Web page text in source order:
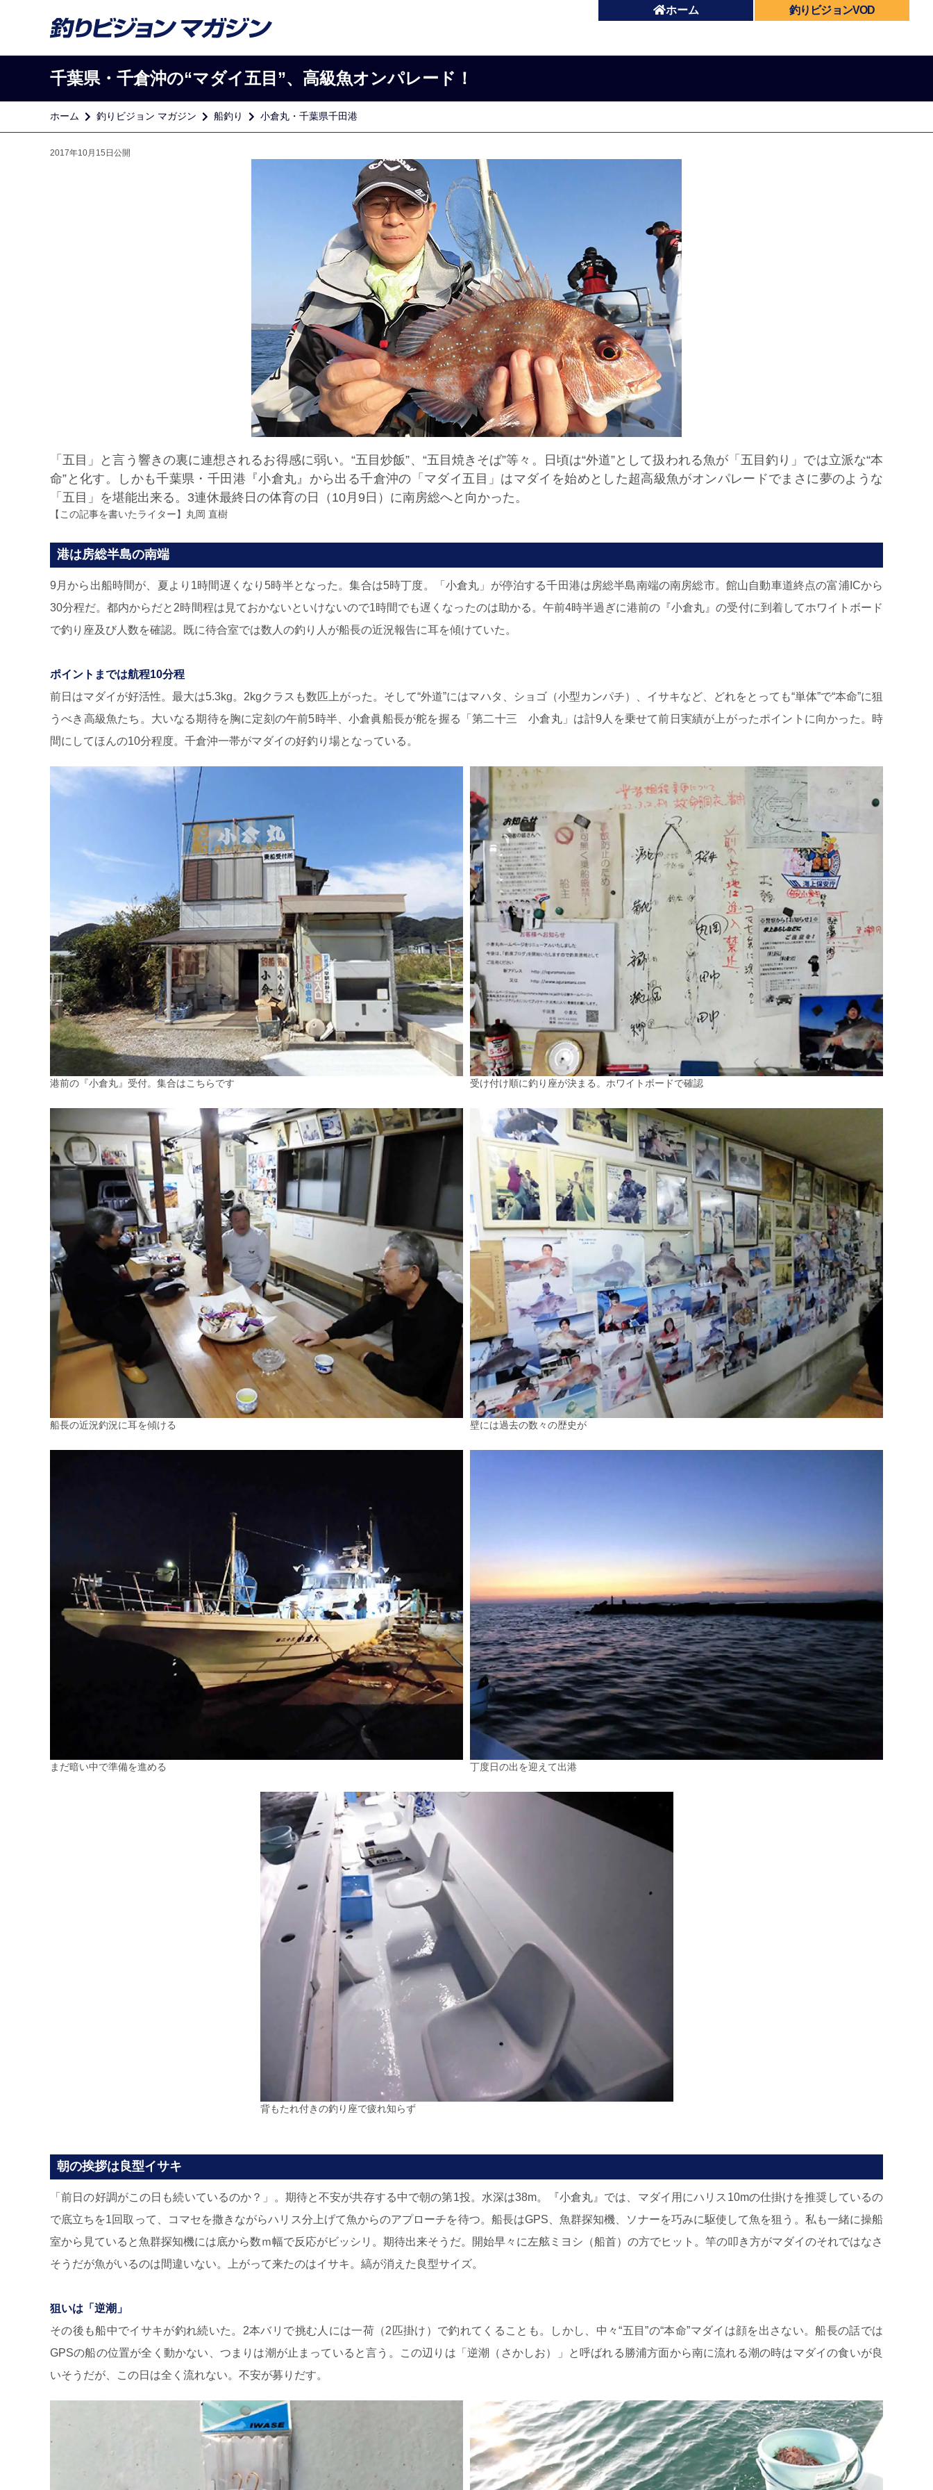
ホーム 釣りビジョンVOD
千葉県・千倉沖の“マダイ五目”、高級魚オンパレード！
ホーム 釣りビジョン マガジン 船釣り 小倉丸・千葉県千田港
2017年10月15日公開
「五目」と言う響きの裏に連想されるお得感に弱い。“五目炒飯”、“五目焼きそば”等々。日頃は“外道”として扱われる魚が「五目釣り」では立派な“本
命”と化す。しかも千葉県・千田港『小倉丸』から出る千倉沖の「マダイ五目」はマダイを始めとした超高級魚がオンパレードでまさに夢のような
「五目」を堪能出来る。3連休最終日の体育の日（10月9日）に南房総へと向かった。
【この記事を書いたライター】 丸岡 直樹
港は房総半島の南端
9月から出船時間が、夏より1時間遅くなり5時半となった。集合は5時丁度。「小倉丸」が停泊する千田港は房総半島南端の南房総市。館山自動車道終点の富浦ICから
30分程だ。都内からだと2時間程は見ておかないといけないので1時間でも遅くなったのは助かる。午前4時半過ぎに港前の『小倉丸』の受付に到着してホワイトボード
で釣り座及び人数を確認。既に待合室では数人の釣り人が船長の近況報告に耳を傾けていた。
ポイントまでは航程10分程
前日はマダイが好活性。最大は5.3kg。2kgクラスも数匹上がった。そして“外道”にはマハタ、ショゴ（小型カンパチ）、イサキなど、どれをとっても“単体”で“本命”に狙
うべき高級魚たち。大いなる期待を胸に定刻の午前5時半、小倉眞船長が舵を握る「第二十三 小倉丸」は計9人を乗せて前日実績が上がったポイントに向かった。時
間にしてほんの10分程度。千倉沖一帯がマダイの好釣り場となっている。
港前の『小倉丸』受付。集合はこちらです 受け付け順に釣り座が決まる。ホワイトボードで確認
船長の近況釣況に耳を傾ける 壁には過去の数々の歴史が
まだ暗い中で準備を進める 丁度日の出を迎えて出港
背もたれ付きの釣り座で疲れ知らず
朝の挨拶は良型イサキ
「前日の好調がこの日も続いているのか？」。期待と不安が共存する中で朝の第1投。水深は38m。『小倉丸』では、マダイ用にハリス10mの仕掛けを推奨しているの
で底立ちを1回取って、コマセを撒きながらハリス分上げて魚からのアプローチを待つ。船長はGPS、魚群探知機、ソナーを巧みに駆使して魚を狙う。私も一緒に操船
室から見ていると魚群探知機には底から数ｍ幅で反応がビッシリ。期待出来そうだ。開始早々に左舷ミヨシ（船首）の方でヒット。竿の叩き方がマダイのそれではなさ
そうだが魚がいるのは間違いない。上がって来たのはイサキ。縞が消えた良型サイズ。
狙いは「逆潮」
その後も船中でイサキが釣れ続いた。2本バリで挑む人には一荷（2匹掛け）で釣れてくることも。しかし、中々“五目”の“本命”マダイは顔を出さない。船長の話では
GPSの船の位置が全く動かない、つまりは潮が止まっていると言う。この辺りは「逆潮（さかしお）」と呼ばれる勝浦方面から南に流れる潮の時はマダイの食いが良
いそうだが、この日は全く流れない。不安が募りだす。